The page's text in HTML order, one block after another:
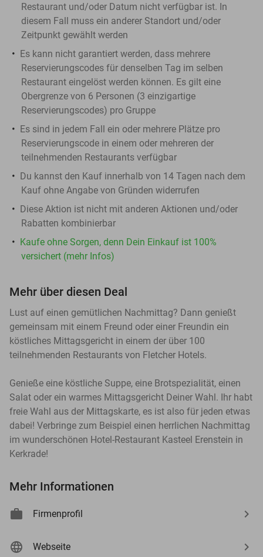
Restaurant und/oder Datum nicht verfügbar ist. In
diesem Fall muss ein anderer Standort und/oder
Zeitpunkt gewählt werden
Es kann nicht garantiert werden, dass mehrere
Reservierungscodes für denselben Tag im selben
Restaurant eingelöst werden können. Es gilt eine
Obergrenze von 6 Personen (3 einzigartige
Reservierungscodes) pro Gruppe
Es sind in jedem Fall ein oder mehrere Plätze pro
Reservierungscode in einem oder mehreren der
teilnehmenden Restaurants verfügbar
Du kannst den Kauf innerhalb von 14 Tagen nach dem
Kauf ohne Angabe von Gründen widerrufen
Diese Aktion ist nicht mit anderen Aktionen und/oder
Rabatten kombinierbar
Kaufe ohne Sorgen, denn Dein Einkauf ist 100%
versichert (mehr Infos)
Mehr über diesen Deal
Lust auf einen gemütlichen Nachmittag? Dann genießt
gemeinsam mit einem Freund oder einer Freundin ein
köstliches Mittagsgericht in einem der über 100
teilnehmenden Restaurants von Fletcher Hotels.
Genieße eine köstliche Suppe, eine Brotspezialität, einen
Salat oder ein warmes Mittagsgericht Deiner Wahl. Ihr habt
freie Wahl aus der Mittagskarte, es ist also für jeden etwas
dabei! Verbringe zum Beispiel einen herrlichen Nachmittag
im wunderschönen Hotel-Restaurant Kasteel Erenstein in
Kerkrade!
Mehr Informationen
Firmenprofil
Webseite